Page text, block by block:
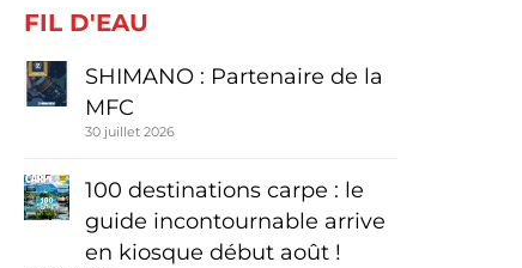
FIL D'EAU
SHIMANO : Partenaire de la
MFC
30 juillet 2026
100 destinations carpe : le
guide incontournable arrive
en kiosque début août !